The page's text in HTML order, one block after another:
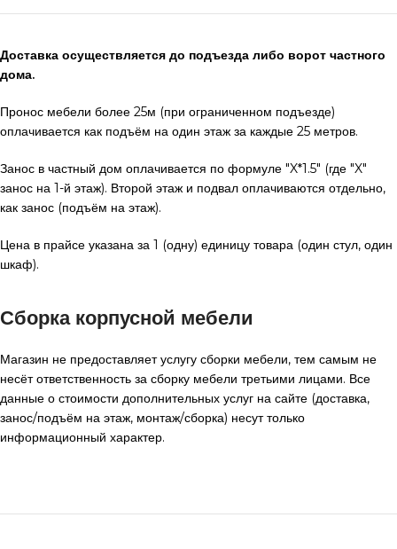
Доставка осуществляется до подъезда либо ворот частного
дома.
Пронос мебели более 25м (при ограниченном подъезде)
оплачивается как подъём на один этаж за каждые 25 метров.
Занос в частный дом оплачивается по формуле "X*1.5" (где "X"
занос на 1-й этаж). Второй этаж и подвал оплачиваются отдельно,
как занос (подъём на этаж).
Цена в прайсе указана за 1 (одну) единицу товара (один стул, один
шкаф).
Сборка корпусной мебели
Магазин не предоставляет услугу сборки мебели, тем самым не
несёт ответственность за сборку мебели третьими лицами. Все
данные о стоимости дополнительных услуг на сайте (доставка,
занос/подъём на этаж, монтаж/сборка) несут только
информационный характер.